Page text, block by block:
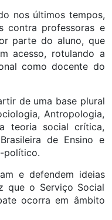
nos últimos tempos,
contra professoras e
parte do aluno, que
acesso, rotulando a
como docente do
de uma base plural
Antropologia,
teoria social crítica,
de Ensino e
político.
e defendem ideias
que o Serviço Social
ocorra em âmbito